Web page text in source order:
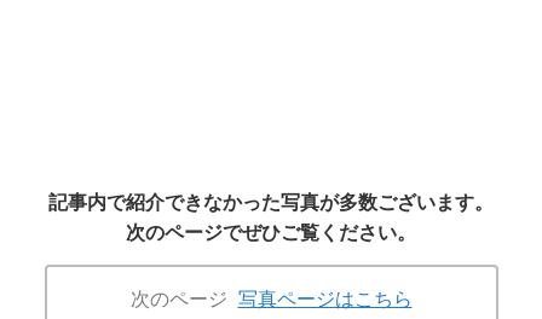
記事内で紹介できなかった写真が多数ございます。
次のページでぜひご覧ください。
次のページ 写真ページはこちら